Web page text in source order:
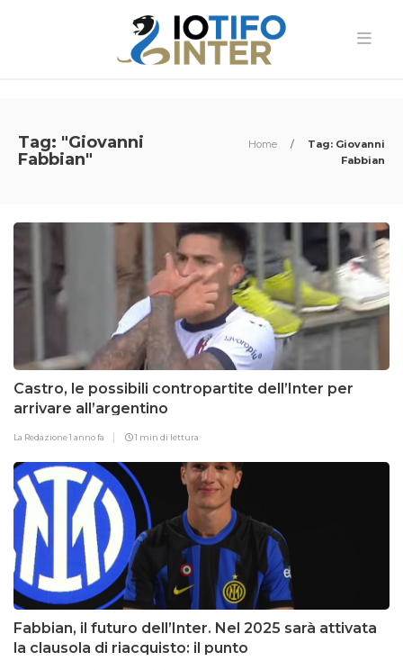
Tag: "Giovanni
Fabbian"
Home /
Tag: Giovanni
Fabbian
Castro, le possibili contropartite dell’Inter per
arrivare all’argentino
La Redazione1 anno fa 1 min di lettura
Fabbian, il futuro dell’Inter. Nel 2025 sarà attivata
la clausola di riacquisto: il punto